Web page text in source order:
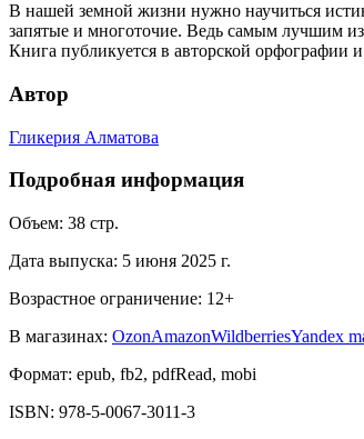
В нашей земной жизни нужно научиться
запятые и многоточие. Ведь самым лучшим
Книга публикуется в авторской орфографии
Автор
Гликерия Алматова
Подробная информация
Объем: 38 стр.
Дата выпуска: 5 июня 2025 г.
Возрастное ограничение: 12+
В магазинах: OzonAmazonWildberriesYandex
Формат: epub, fb2, pdfRead, mobi
ISBN: 978-5-0067-3011-3